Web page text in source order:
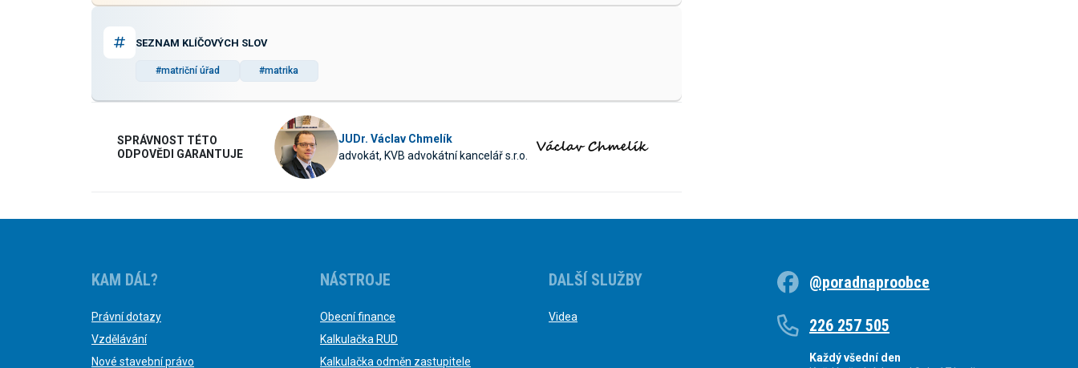
SEZNAM KLÍČOVÝCH SLOV
#matriční úřad #matrika
SPRÁVNOST TÉTO
ODPOVĚDI GARANTUJE
JUDr. Václav Chmelík
advokát, KVB advokátní kancelář s.r.o.
KAM DÁL?
Právní dotazy
Vzdělávání
Nové stavební právo
NÁSTROJE
Obecní finance
Kalkulačka RUD
Kalkulačka odměn zastupitele
DALŠÍ SLUŽBY
Videa
@poradnaproobce
226 257 505
Každý všední den